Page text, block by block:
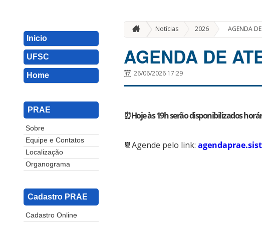
Inicio
UFSC
Home
PRAE
Sobre
Equipe e Contatos
Localização
Organograma
Cadastro PRAE
Cadastro Online
Notícias 2026 » AGENDA
AGENDA DE
26/06/2026 17:29
⏰Hoje às 19h serão disponibilizados
📆Agende pelo link: